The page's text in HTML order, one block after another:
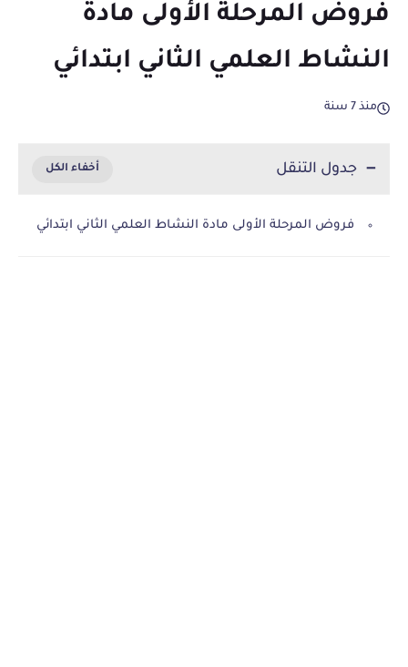
فروض المرحلة الأولى مادة
النشاط العلمي الثاني ابتدائي
منذ 7 سنة
جدول التنقل
فروض المرحلة الأولى مادة النشاط العلمي الثاني ابتدائي